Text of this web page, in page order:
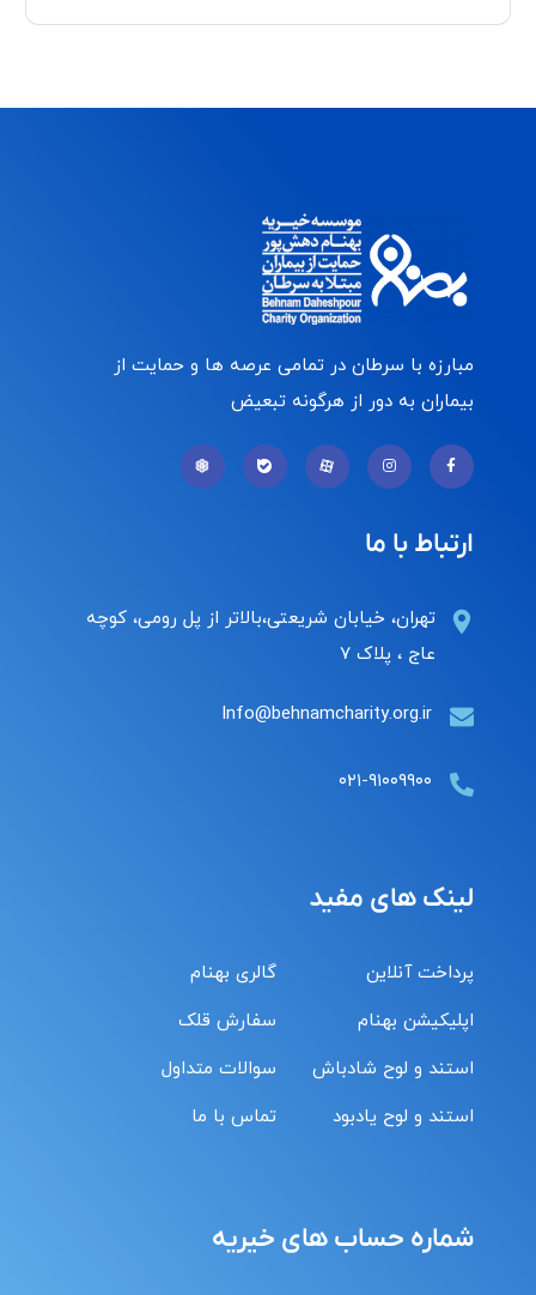
مبارزه با سرطان در تمامی عرصه ها و حمایت از
بیماران به دور از هرگونه تبعیض
ارتباط با ما
تهران، خیابان شریعتی،بالاتر از پل رومی، کوچه
عاج ، پلاک ۷
Info@behnamcharity.org.ir
۰۲۱-۹۱۰۰۹۹۰۰
لینک های مفید
پرداخت آنلاین
اپلیکیشن بهنام
استند و لوح شادباش
استند و لوح یادبود
گالری بهنام
سفارش قلک
سوالات متداول
تماس با ما
شماره حساب های خیریه